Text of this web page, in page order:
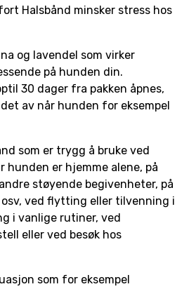
Halsbånd minsker stress hos
og lavendel som virker
på hunden din.
30 dager fra pakken åpnes,
av når hunden for eksempel
som er trygg å bruke ved
hunden er hjemme alene, på
støyende begivenheter, på
ved flytting eller tilvenning i
i vanlige rutiner, ved
eller ved besøk hos
som for eksempel